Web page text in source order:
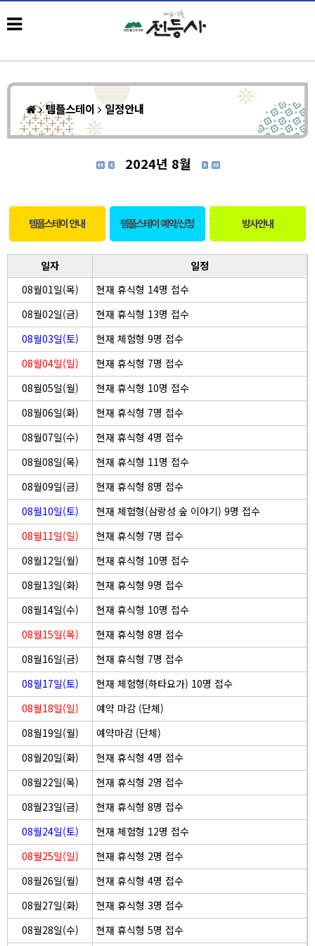
템플스테이 일정안내
2024년 8월
템플스테이 안내 템플스테이 예약/신청 방사안내
일자
일정
08월01일(목)
현재 휴식형 14명 접수
08월02일(금)
현재 휴식형 13명 접수
08월03일(토)
현재 체험형 9명 접수
08월04일(일)
현재 휴식형 7명 접수
08월05일(월)
현재 휴식형 10명 접수
08월06일(화)
현재 휴식형 7명 접수
08월07일(수)
현재 휴식형 4명 접수
08월08일(목)
현재 휴식형 11명 접수
08월09일(금)
현재 휴식형 8명 접수
08월10일(토)
현재 체험형(삼랑성 숲 이야기) 9명 접수
08월11일(일)
현재 휴식형 7명 접수
08월12일(월)
현재 휴식형 10명 접수
08월13일(화)
현재 휴식형 9명 접수
08월14일(수)
현재 휴식형 10명 접수
08월15일(목)
현재 휴식형 8명 접수
08월16일(금)
현재 휴식형 7명 접수
08월17일(토)
현재 체험형(하타요가) 10명 접수
08월18일(일)
예약 마감 (단체)
08월19일(월)
예약마감 (단체)
08월20일(화)
현재 휴식형 4명 접수
08월22일(목)
현재 휴식형 2명 접수
08월23일(금)
현재 휴식형 8명 접수
08월24일(토)
현재 체험형 12명 접수
08월25일(일)
현재 휴식형 2명 접수
08월26일(월)
현재 휴식형 4명 접수
08월27일(화)
현재 휴식형 3명 접수
08월28일(수)
현재 휴식형 5명 접수